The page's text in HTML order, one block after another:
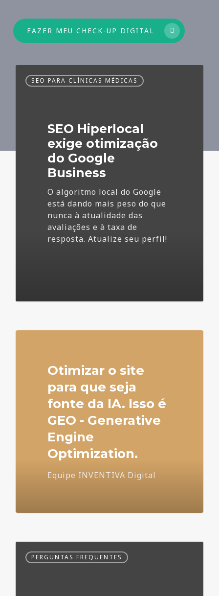
FAZER MEU CHECK-UP DIGITAL
Hiperlocal
Business
SEO PARA CLÍNICAS MÉDICAS
SEO Hiperlocal
exige otimização
do Google
Business
O algoritmo local do Google
está dando mais peso do que
nunca à atualidade das
avaliações e à taxa de
resposta. Atualize seu perfil!
Otimizar o site
para que seja
fonte da IA. Isso é
GEO - Generative
Engine
Optimization.
Equipe INVENTIVA Digital
Frequentes
PERGUNTAS FREQUENTES